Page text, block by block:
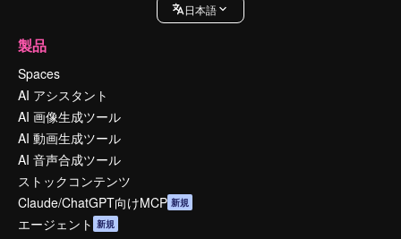
日本語
製品
Spaces
AI アシスタント
AI 画像生成ツール
AI 動画生成ツール
AI 音声合成ツール
ストックコンテンツ
Claude/ChatGPT向けMCP 新規
エージェント 新規